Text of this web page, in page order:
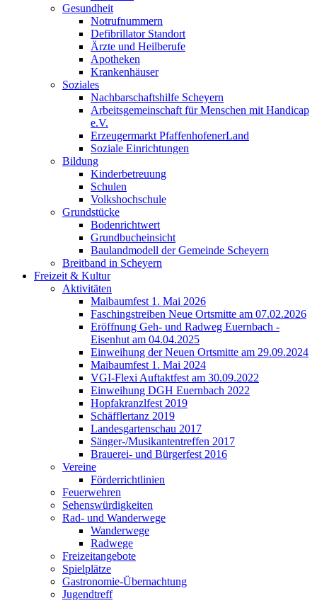
Gesundheit
Notrufnummern
Defibrillator Standort
Ärzte und Heilberufe
Apotheken
Krankenhäuser
Soziales
Nachbarschaftshilfe Scheyern
Arbeitsgemeinschaft für Menschen mit Handicap
e.V.
Erzeugermarkt PfaffenhofenerLand
Soziale Einrichtungen
Bildung
Kinderbetreuung
Schulen
Volkshochschule
Grundstücke
Bodenrichtwert
Grundbucheinsicht
Baulandmodell der Gemeinde Scheyern
Breitband in Scheyern
Freizeit & Kultur
Aktivitäten
Maibaumfest 1. Mai 2026
Faschingstreiben Neue Ortsmitte am 07.02.2026
Eröffnung Geh- und Radweg Euernbach -
Eisenhut am 04.04.2025
Einweihung der Neuen Ortsmitte am 29.09.2024
Maibaumfest 1. Mai 2024
VGI-Flexi Auftaktfest am 30.09.2022
Einweihung DGH Euernbach 2022
Hopfakranzlfest 2019
Schäfflertanz 2019
Landesgartenschau 2017
Sänger-/Musikantentreffen 2017
Brauerei- und Bürgerfest 2016
Vereine
Förderrichtlinien
Feuerwehren
Sehenswürdigkeiten
Rad- und Wanderwege
Wanderwege
Radwege
Freizeitangebote
Spielplätze
Gastronomie-Übernachtung
Jugendtreff